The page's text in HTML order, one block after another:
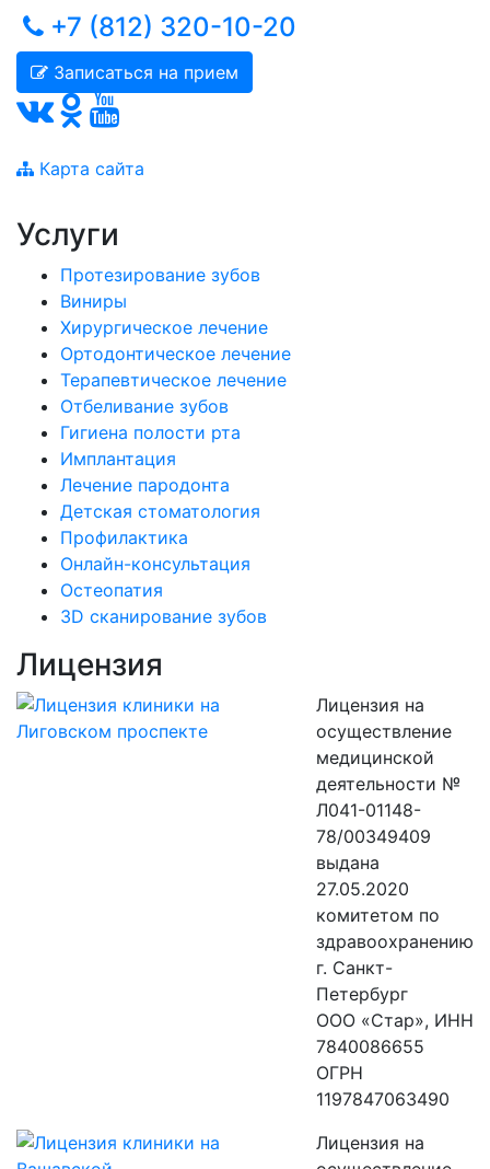
+7 (812) 320-10-20
Записаться на прием
Карта сайта
Услуги
Протезирование зубов
Виниры
Хирургическое лечение
Ортодонтическое лечение
Терапевтическое лечение
Отбеливание зубов
Гигиена полости рта
Имплантация
Лечение пародонта
Детская стоматология
Профилактика
Онлайн-консультация
Остеопатия
3D сканирование зубов
Лицензия
Лицензия на
осуществление
медицинской
деятельности №
Л041-01148-
78/00349409
выдана
27.05.2020
комитетом по
здравоохранению
г. Санкт-
Петербург
ООО «Стар», ИНН
7840086655
ОГРН
1197847063490
Лицензия на